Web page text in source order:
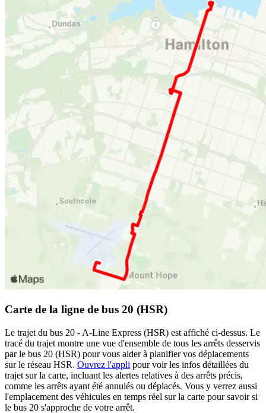
Carte de la ligne de bus 20 (HSR)
Le trajet du bus 20 - A-Line Express (HSR) est affiché ci-dessus. Le
tracé du trajet montre une vue d'ensemble de tous les arrêts desservis
par le bus 20 (HSR) pour vous aider à planifier vos déplacements
sur le réseau HSR. Ouvrez l'appli pour voir les infos détaillées du
trajet sur la carte, incluant les alertes relatives à des arrêts précis,
comme les arrêts ayant été annulés ou déplacés. Vous y verrez aussi
l'emplacement des véhicules en temps réel sur la carte pour savoir si
le bus 20 s'approche de votre arrêt.